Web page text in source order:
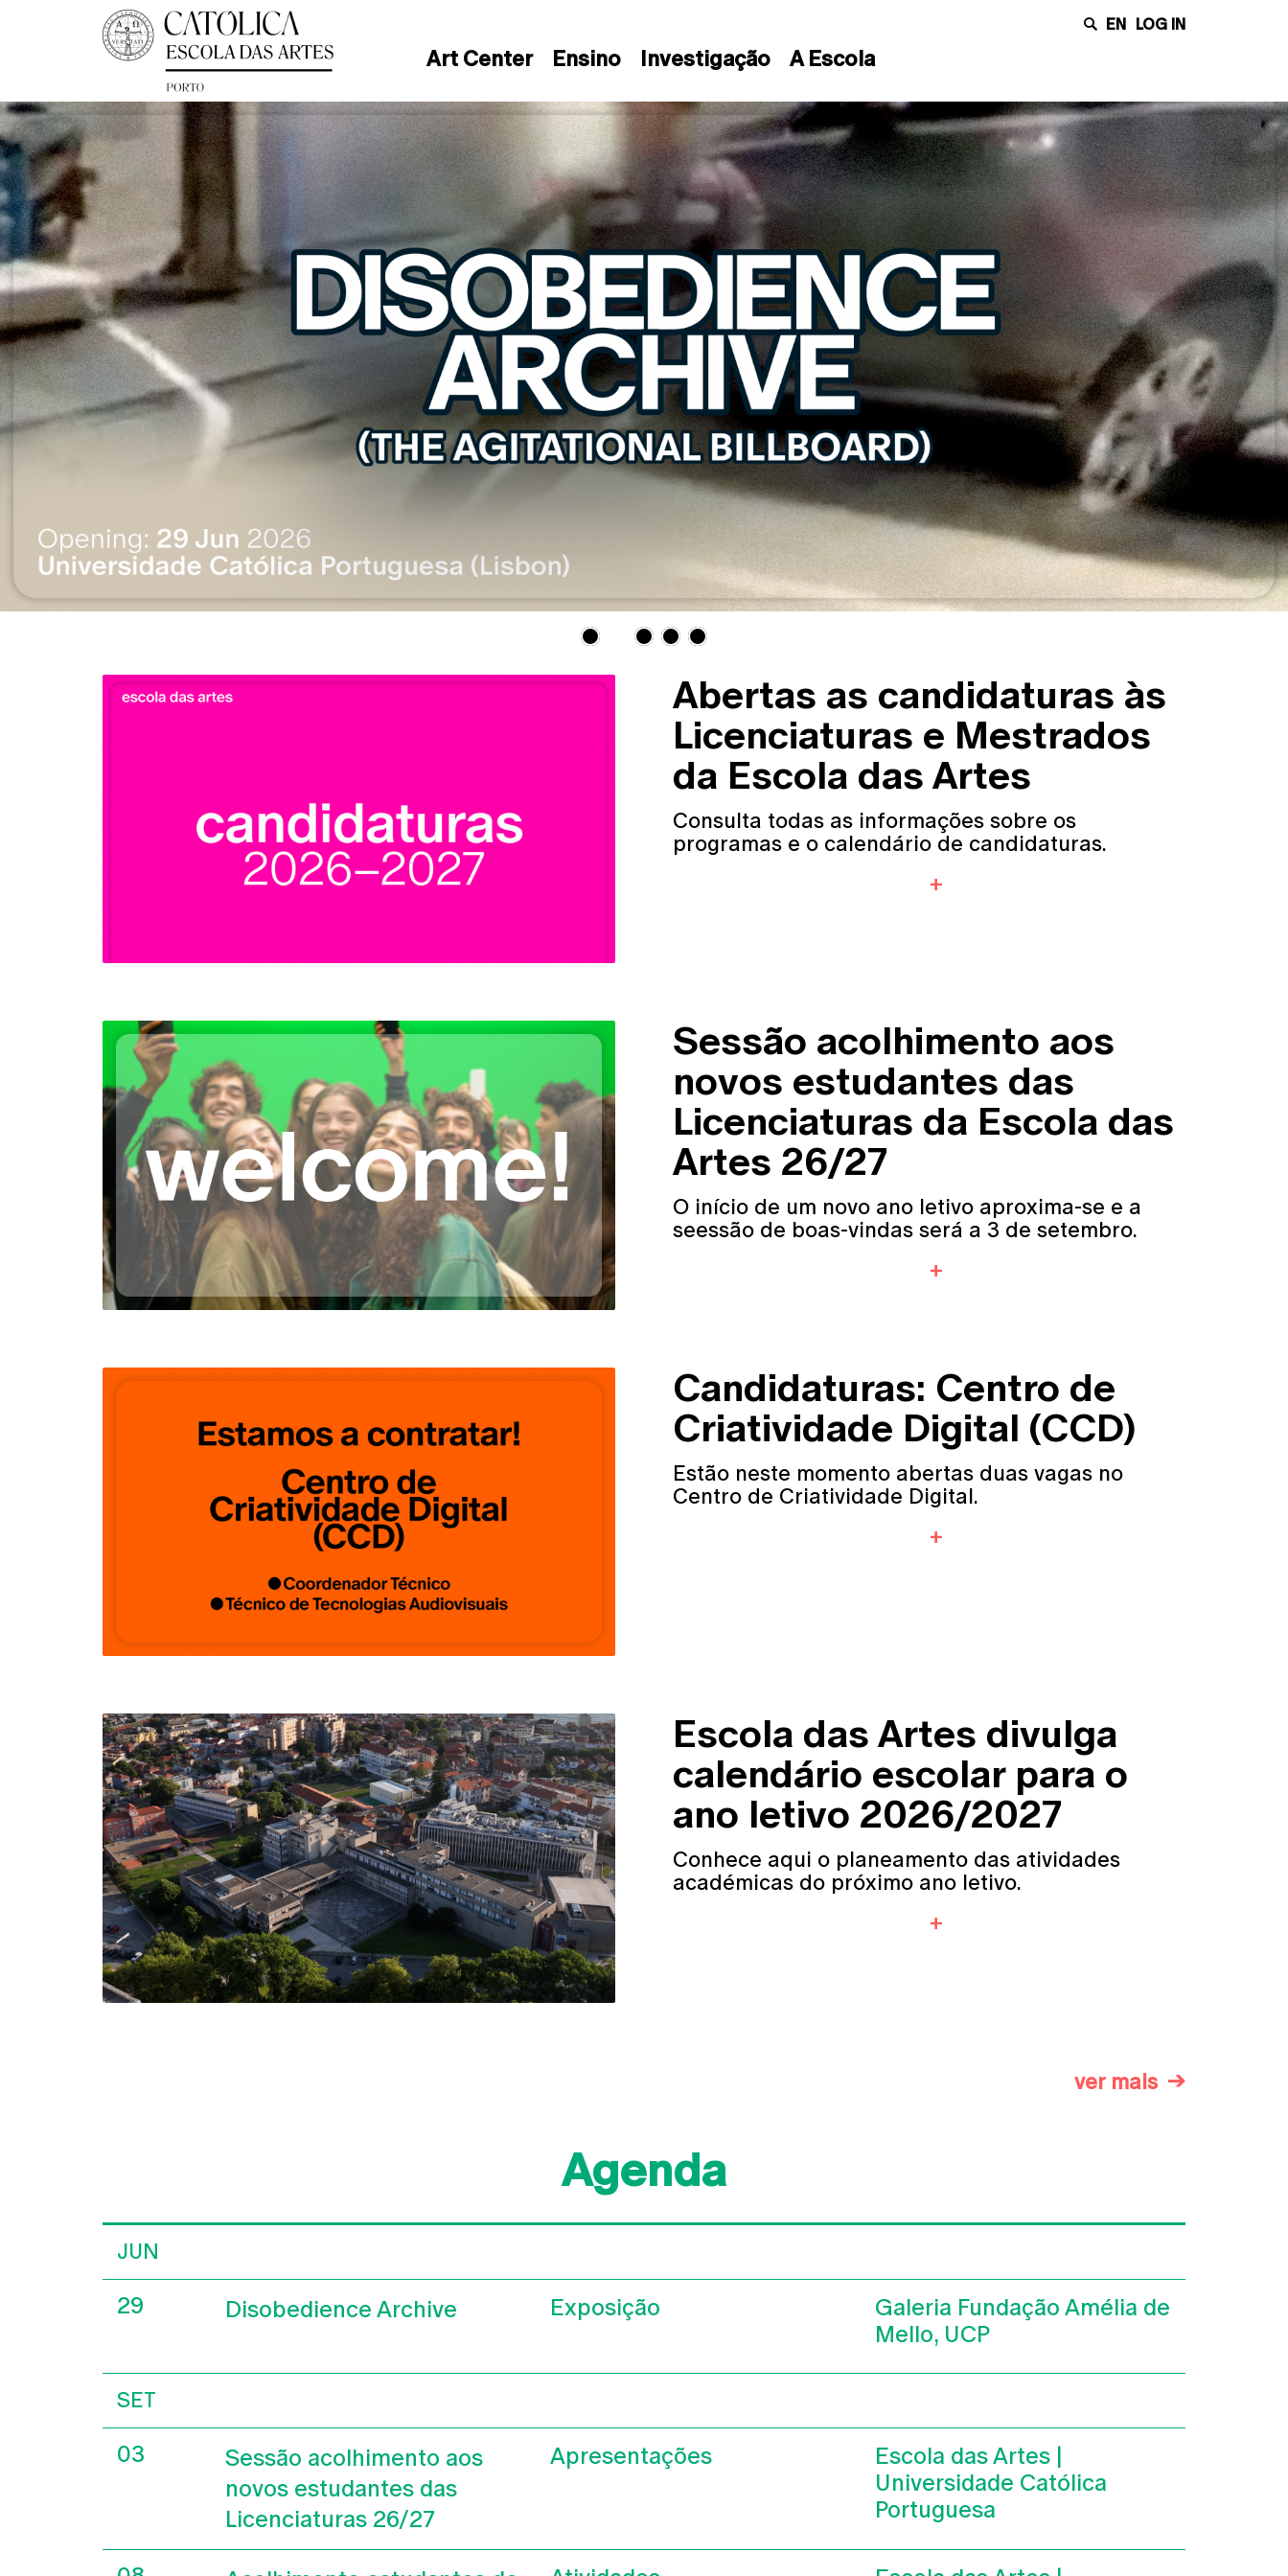
Art Center Ensino Investigação A Escola
EN LOG IN
Abertas as candidaturas às
Licenciaturas e Mestrados
da Escola das Artes
Consulta todas as informações sobre os
programas e o calendário de candidaturas.
Sessão acolhimento aos
novos estudantes das
Licenciaturas da Escola das
Artes 26/27
O início de um novo ano letivo aproxima-se e a
seessão de boas-vindas será a 3 de setembro.
Candidaturas: Centro de
Criatividade Digital (CCD)
Estão neste momento abertas duas vagas no
Centro de Criatividade Digital.
Escola das Artes divulga
calendário escolar para o
ano letivo 2026/2027
Conhece aqui o planeamento das atividades
académicas do próximo ano letivo.
ver mais
Agenda
JUN
29 Disobedience Archive Exposição
Galeria Fundação Amélia de
Mello, UCP
SET
03
Sessão acolhimento aos
novos estudantes das
Licenciaturas 26/27
Apresentações
Escola das Artes |
Universidade Católica
Portuguesa